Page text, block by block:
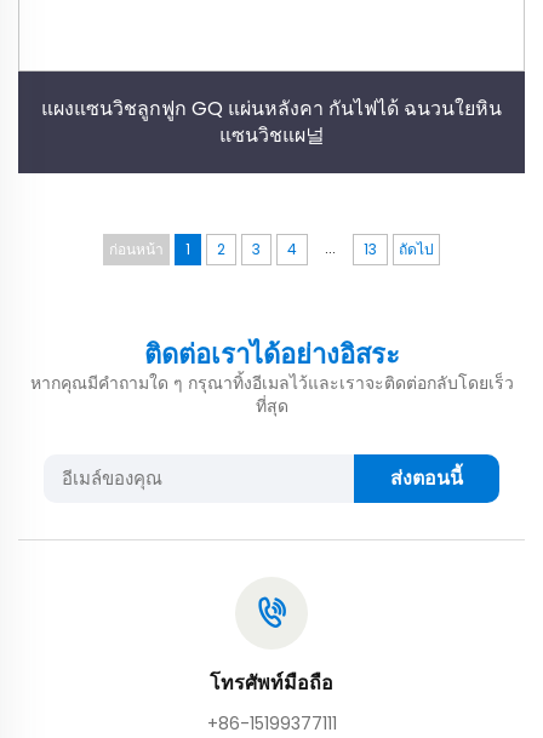
แผงแซนวิชลูกฟูก GQ แผ่นหลังคา กันไฟได้ ฉนวนใยหิน
แซนวิชแผ널
ก่อนหน้า 1 2 3 4 ... 13 ถัดไป
ติดต่อเราได้อย่างอิสระ
หากคุณมีคำถามใด ๆ กรุณาทิ้งอีเมลไว้และเราจะติดต่อกลับโดยเร็ว
ที่สุด
ส่งตอนนี้
โทรศัพท์มือถือ
+86-15199377111